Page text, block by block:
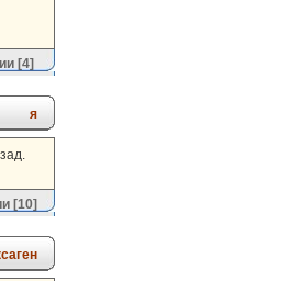
[4]
я
[10]